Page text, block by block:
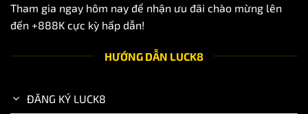
Tham gia ngay hôm nay để nhận ưu đãi chào mừng lên
đến +888K cực kỳ hấp dẫn!
HƯỚNG DẪN LUCK8
ĐĂNG KÝ LUCK8